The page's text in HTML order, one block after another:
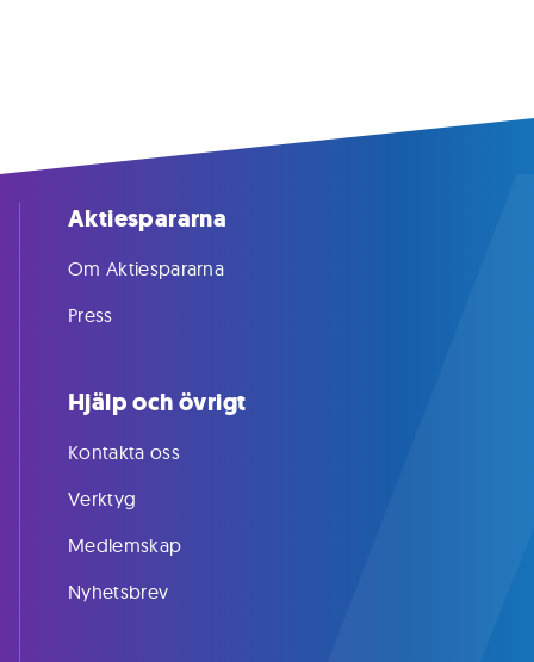
Aktiespararna
Om Aktiespararna
Press
Hjälp och övrigt
Kontakta oss
Verktyg
Medlemskap
Nyhetsbrev